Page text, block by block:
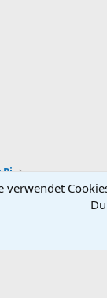
Pi
verwendet